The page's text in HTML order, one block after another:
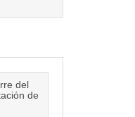
del
de